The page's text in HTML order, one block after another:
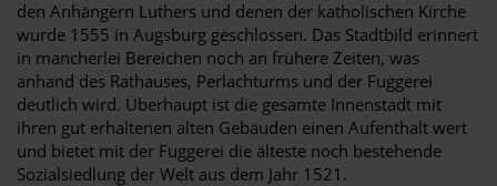
den Anhängern Luthers und denen der katholischen Kirche
wurde 1555 in Augsburg geschlossen. Das Stadtbild erinnert
in mancherlei Bereichen noch an frühere Zeiten, was
anhand des Rathauses, Perlachturms und der Fuggerei
deutlich wird. Überhaupt ist die gesamte Innenstadt mit
ihren gut erhaltenen alten Gebäuden einen Aufenthalt wert
und bietet mit der Fuggerei die älteste noch bestehende
Sozialsiedlung der Welt aus dem Jahr 1521.